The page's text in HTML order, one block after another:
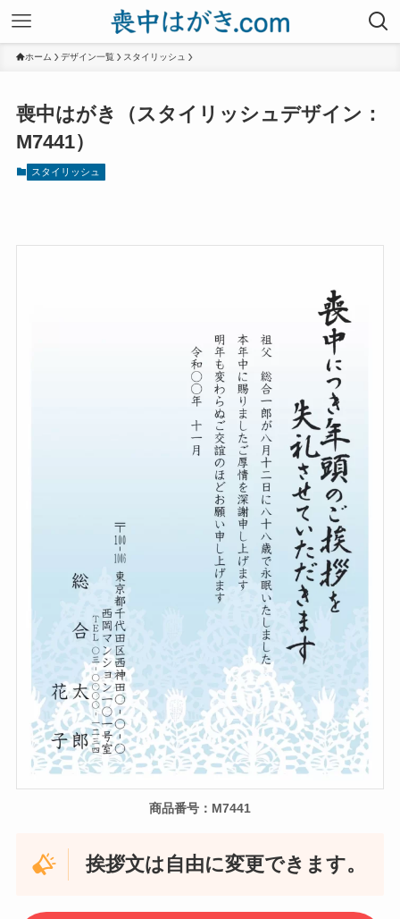
ホーム デザイン一覧 スタイリッシュ
喪中はがき（スタイリッシュデザイン：
M7441）
スタイリッシュ
商品番号：M7441
挨拶文は自由に変更できます。